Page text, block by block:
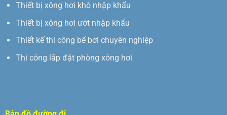
Thiết bị xông hơi khô nhập khẩu
Thiết bị xông hơi ướt nhập khẩu
Thiết kế thi công bể bơi chuyên nghiệp
Thi công lắp đặt phòng xông hơi